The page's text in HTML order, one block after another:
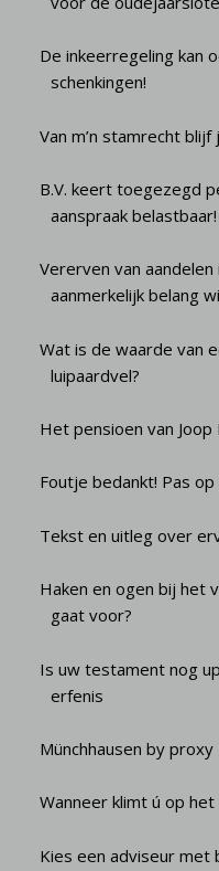
De inkeerregeling kan
schenkingen!
Van m’n stamrecht blijf
B.V. keert toegezegd
aanspraak belastbaar!
Vererven van
aanmerkelijk belang
Wat is de waarde van
luipaardvel?
Het pensioen van Joop
Foutje bedankt! Pas op
Tekst en uitleg over
Haken en ogen bij het
gaat voor?
Is uw testament nog
erfenis
Münchhausen by proxy
Wanneer klimt ú op het
Kies een adviseur met